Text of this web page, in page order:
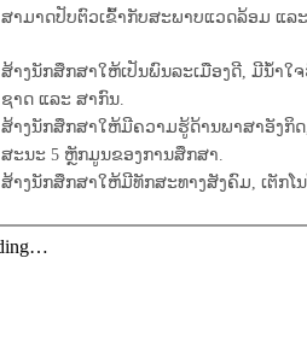
ສາມາດປັບຕົວເຂົ້າກັບສະພາບແວດລ້ອມ ແ
ສ້າງນັກສຶກສາໃຫ້ເປັນພົນລະເມືອງດີ, ມີນໍ້າໃ
ຊາດ ແລະ ສາກົນ.
ສ້າງນັກສຶກສາໃຫ້ມີຄວາມຮູ້ດ້ານພາ​ສາ​ອັງ
ສະ​ນະ​5 ຫຼັກ​ມູນ​ຂອງ​ການ​ສຶກ​ສາ.
ສ້າງນັກສຶກສາໃຫ້ມີທັກສະທາງສັງຄົມ, ເຕັກໂ